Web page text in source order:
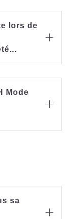
lors de

Mode

sa
